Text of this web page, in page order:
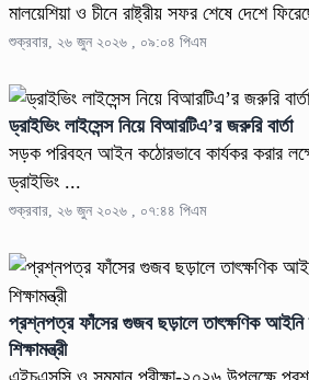
মালয়েশিয়া ও চীনে রাষ্ট্রীয় সফর শেষে দেশে
শুক্রবার, ২৬ জুন ২০২৬ , ০৯:০৪ পিএম
ড্রাইভিং লাইসেন্স নিয়ে বিআরটিএ’র জরুরি বার্তা
সড়ক পরিবহন আইন কঠোরভাবে কার্যকর করার
ড্রাইভিং ...
শুক্রবার, ২৬ জুন ২০২৬ , ০৭:৪৪ পিএম
প্রশ্নপত্র ফাঁসের গুজব ছড়ালে তাৎক্ষণিক আইনি
শিক্ষামন্ত্রী